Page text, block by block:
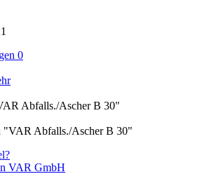
0
Abfalls./Ascher B 30"
"VAR Abfalls./Ascher B 30"
VAR GmbH